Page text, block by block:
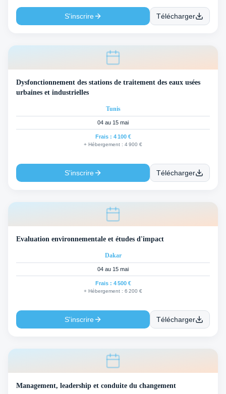
S'inscrire Télécharger
Dysfonctionnement des stations de traitement des eaux usées
urbaines et industrielles
Tunis
04 au 15 mai
Frais : 4 100 €
+ Hébergement : 4 900 €
S'inscrire Télécharger
Evaluation environnementale et études d'impact
Dakar
04 au 15 mai
Frais : 4 500 €
+ Hébergement : 6 200 €
S'inscrire Télécharger
Management, leadership et conduite du changement